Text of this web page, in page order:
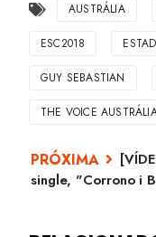
AUSTRÁLIA
ESC2018
GUY SEBASTIAN
THE VOICE
single, "Corrono i